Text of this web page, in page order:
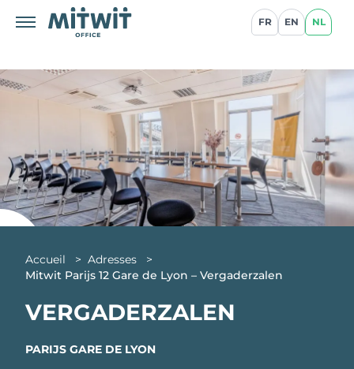
FR EN NL
Accueil > Adresses
>
Mitwit Parijs 12 Gare de Lyon – Vergaderzalen
VERGADERZALEN
PARIJS GARE DE LYON